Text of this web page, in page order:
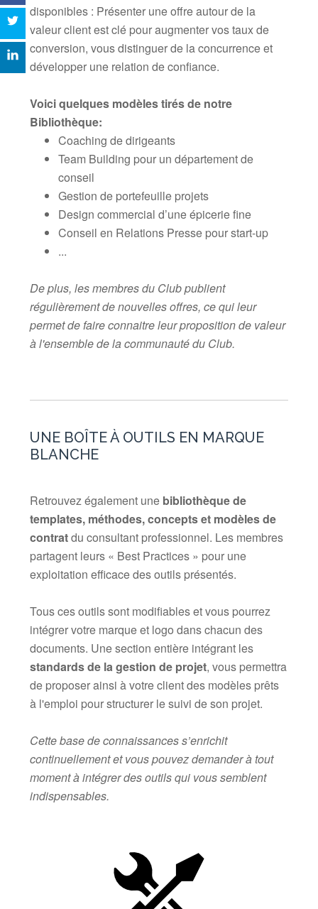
disponibles : Présenter une offre autour de la
valeur client est clé pour augmenter vos taux de
conversion, vous distinguer de la concurrence et
développer une relation de confiance.
Voici quelques modèles tirés de notre
Bibliothèque:
Coaching de dirigeants
Team Building pour un département de
conseil
Gestion de portefeuille projets
Design commercial d’une épicerie fine
Conseil en Relations Presse pour start-up
...
De plus, les membres du Club publient
régulièrement de nouvelles offres, ce qui leur
permet de faire connaitre leur proposition de valeur
à l'ensemble de la communauté du Club.
UNE BOÎTE À OUTILS EN MARQUE
BLANCHE
Retrouvez également une bibliothèque de
templates, méthodes, concepts et modèles de
contratdu consultant professionnel. Les membres
partagent leurs « Best Practices » pour une
exploitation efficace des outils présentés.
Tous ces outils sont modifiables et vous pourrez
intégrer votre marque et logo dans chacun des
documents. Une section entière intégrant les
standards de la gestion de projet, vous permettra
de proposer ainsi à votre client des modèles prêts
à l'emploi pour structurer le suivi de son projet.
Cette base de connaissances s’enrichit
continuellement et vous pouvez demander à tout
moment à intégrer des outils qui vous semblent
indispensables.